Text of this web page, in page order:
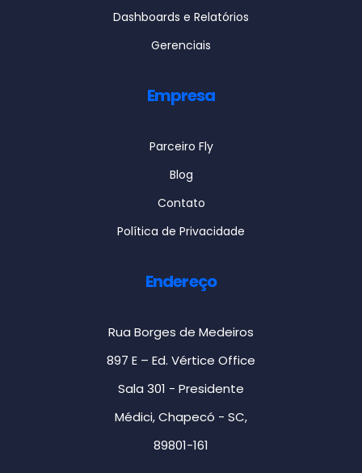
Dashboards e Relatórios
Gerenciais
Empresa
Parceiro Fly
Blog
Contato
Política de Privacidade
Endereço
Rua Borges de Medeiros
897 E – Ed. Vértice Office
Sala 301 - Presidente
Médici, Chapecó - SC,
89801-161